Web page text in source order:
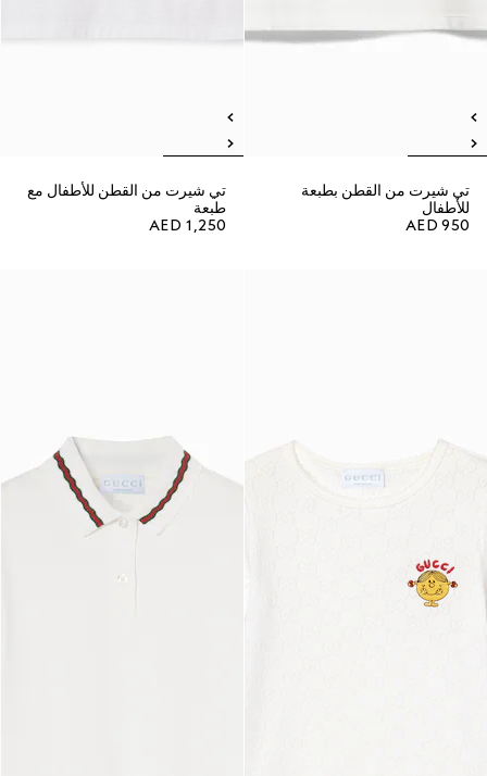
تي شيرت من القطن بطبعة
للأطفال
AED 950
تي شيرت من القطن للأطفال مع
طبعة
AED 1,250